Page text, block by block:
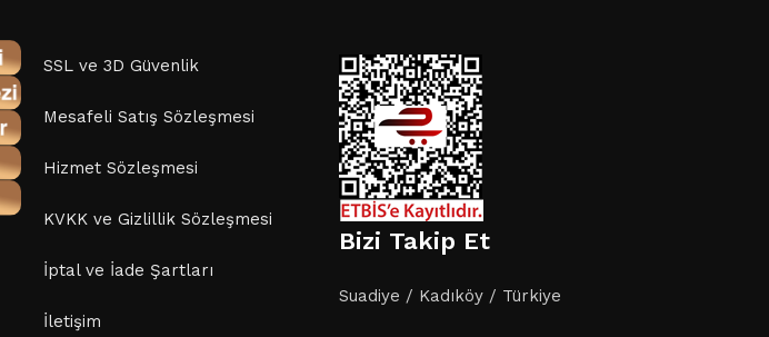
SSL ve 3D Güvenlik
Mesafeli Satış Sözleşmesi
Hizmet Sözleşmesi
KVKK ve Gizlillik Sözleşmesi
İptal ve İade Şartları
İletişim
Bizi Takip Et
Suadiye / Kadıköy / Türkiye